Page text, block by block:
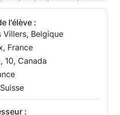
exigences du supérieur
augmentation
du bagage
s'avère efficace
à des résultats
l'élève :
Villers, Belgique
France
10, Canada
: